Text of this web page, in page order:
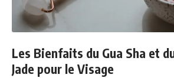
Les Bienfaits du Gua Sha et
Jade pour le Visage